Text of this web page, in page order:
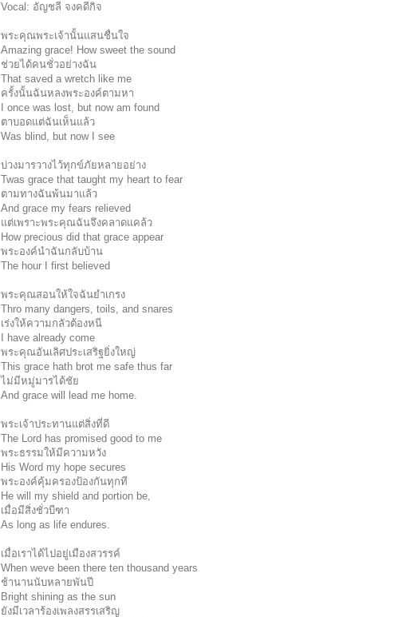
Vocal: อัญชลี จงคดีกิจ
พระคุณพระเจ้านั้นแสนชื่นใจ
Amazing grace! How sweet the sound
ช่วยได้คนชั่วอย่างฉัน
That saved a wretch like me
ครั้งนั้นฉันหลงพระองค์ตามหา
I once was lost, but now am found
ตาบอดแต่ฉันเห็นแล้ว
Was blind, but now I see
บ่วงมารวางไว้ทุกข์ภัยหลายอย่าง
Twas grace that taught my heart to fear
ตามทางฉันพ้นมาแล้ว
And grace my fears relieved
แต่เพราะพระคุณฉันจึงคลาดแคล้ว
How precious did that grace appear
พระองค์นำฉันกลับบ้าน
The hour I first believed
พระคุณสอนให้ใจฉันยำเกรง
Thro many dangers, toils, and snares
เร่งให้ความกลัวต้องหนี
I have already come
พระคุณอันเลิศประเสริฐยิ่งใหญ่
This grace hath brot me safe thus far
ไม่มีหมู่มารได้ชัย
And grace will lead me home.
พระเจ้าประทานแต่สิ่งที่ดี
The Lord has promised good to me
พระธรรมให้มีความหวัง
His Word my hope secures
พระองค์คุ้มครองป้องกันทุกที
He will my shield and portion be,
เมื่อมีสิ่งชั่วบีฑา
As long as life endures.
เมื่อเราได้ไปอยู่เมืองสวรรค์
When weve been there ten thousand years
ช้านานนับหลายพันปี
Bright shining as the sun
ยังมีเวลาร้องเพลงสรรเสริญ